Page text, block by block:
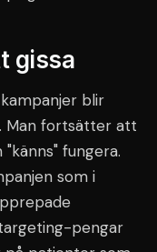
gissa
blir
Man fortsätter att
fungera.
som i
pengar